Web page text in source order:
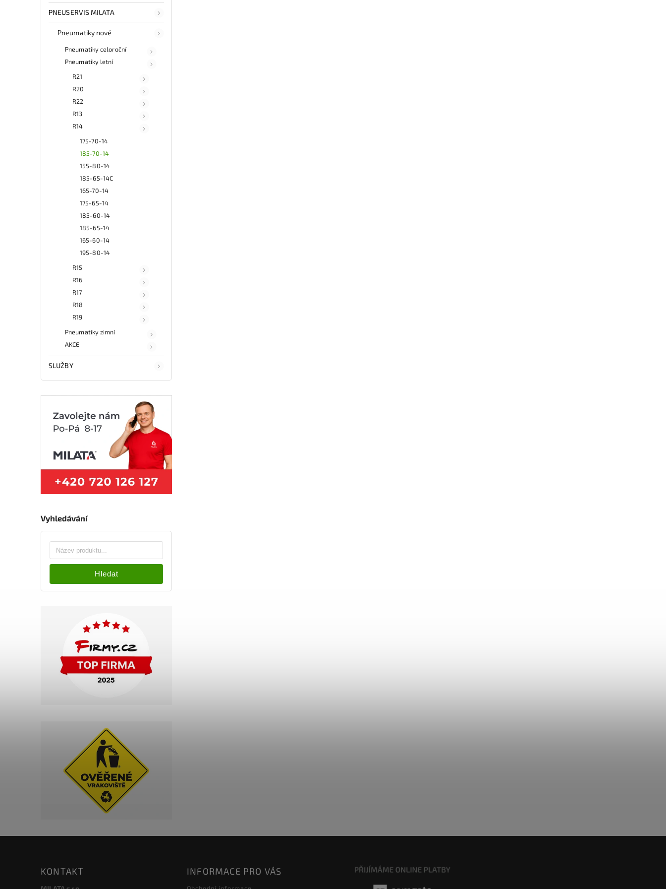
PNEUSERVIS MILATA
Pneumatiky nové
Pneumatiky celoroční
Pneumatiky letní
R21
R20
R22
R13
R14
175-70-14
185-70-14
155-80-14
185-65-14C
165-70-14
175-65-14
185-60-14
185-65-14
165-60-14
195-80-14
R15
R16
R17
R18
R19
Pneumatiky zimní
AKCE
SLUŽBY
Vyhledávání
Hledat
KONTAKT INFORMACE PRO VÁS